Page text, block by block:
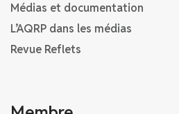
Médias et documentation
L’AQRP dans les médias
Revue Reflets